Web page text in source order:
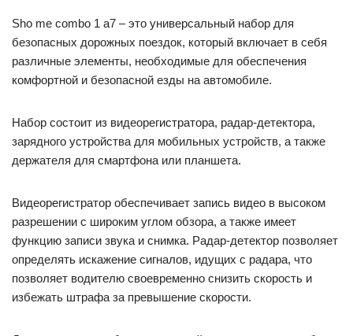
Sho me combo 1 а7 – это универсальный набор для
безопасных дорожных поездок, который включает в себя
различные элементы, необходимые для обеспечения
комфортной и безопасной езды на автомобиле.
Набор состоит из видеорегистратора, радар-детектора,
зарядного устройства для мобильных устройств, а также
держателя для смартфона или планшета.
Видеорегистратор обеспечивает запись видео в высоком
разрешении с широким углом обзора, а также имеет
функцию записи звука и снимка. Радар-детектор позволяет
определять искажение сигналов, идущих с радара, что
позволяет водителю своевременно снизить скорость и
избежать штрафа за превышение скорости.